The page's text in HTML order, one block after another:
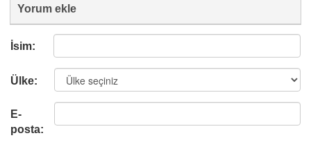
Yorum ekle
İsim:
Ülke:
E-
posta: